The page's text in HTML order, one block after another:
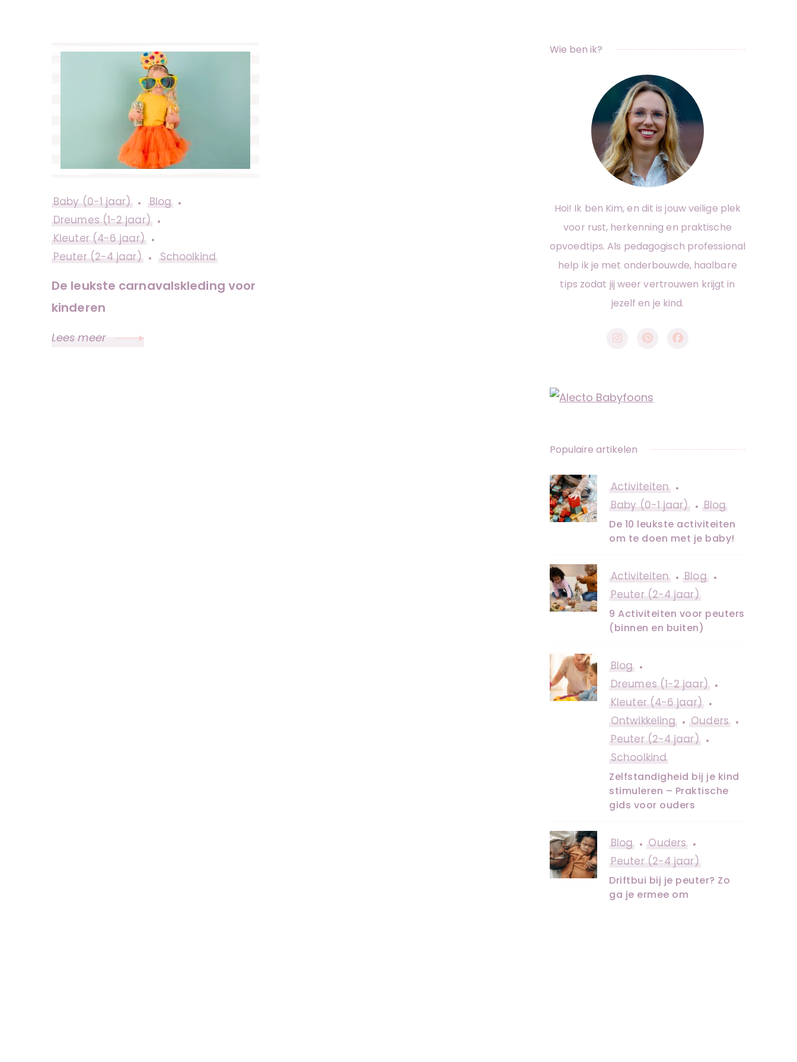
Baby (0-1 jaar)
Blog
Dreumes (1-2 jaar)
Kleuter (4-6 jaar)
Peuter (2-4 jaar)
Schoolkind
De leukste carnavalskleding voor
kinderen
Lees meer
Wie ben ik?
Hoi! Ik ben Kim, en dit is jouw veilige plek
voor rust, herkenning en praktische
opvoedtips. Als pedagogisch professional
help ik je met onderbouwde, haalbare
tips zodat jij weer vertrouwen krijgt in
jezelf en je kind.
Populaire artikelen
Activiteiten
Baby (0-1 jaar)
Blog
De 10 leukste activiteiten
om te doen met je baby!
Activiteiten
Blog
Peuter (2-4 jaar)
9 Activiteiten voor peuters
(binnen en buiten)
Blog
Dreumes (1-2 jaar)
Kleuter (4-6 jaar)
Ontwikkeling
Ouders
Peuter (2-4 jaar)
Schoolkind
Zelfstandigheid bij je kind
stimuleren – Praktische
gids voor ouders
Blog
Ouders
Peuter (2-4 jaar)
Driftbui bij je peuter? Zo
ga je ermee om